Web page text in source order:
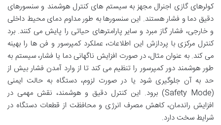
کولرهای گازی اجنرال مجهز به سیستم های کنترل هوشمند و سنسورهای
دقیق دما و فشار هستند. این سنسورها به طور مداوم دمای محیط داخلی
و خارجی، فشار گاز مبرد و سایر پارامترهای حیاتی را پایش می کنند. برد
کنترل مرکزی با پردازش این اطلاعات، عملکرد کمپرسور و فن ها را بهینه
می کند. به عنوان مثال، در صورت افزایش ناگهانی دما یا فشار، سیستم به
طور هوشمند دور کمپرسور را تنظیم می کند تا از وارد آمدن فشار بیش از
حد به آن جلوگیری شود یا در صورت لزوم، دستگاه به حالت ایمنی
(Safety Mode) برود. این کنترل دقیق و هوشمند، نقش مهمی در
افزایش راندمان، کاهش مصرف انرژی و محافظت از قطعات دستگاه در
شرایط سخت دارد.